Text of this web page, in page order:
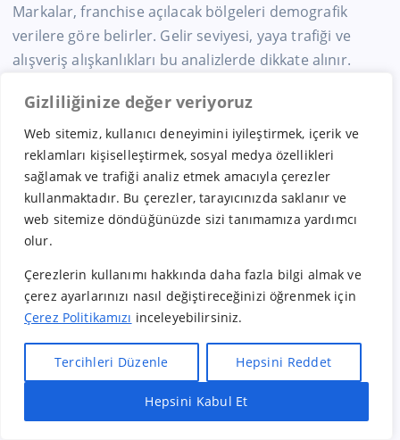
Gizliliğinize değer veriyoruz
Web sitemiz, kullanıcı deneyimini iyileştirmek, içerik ve
reklamları kişiselleştirmek, sosyal medya özellikleri
sağlamak ve trafiği analiz etmek amacıyla çerezler
kullanmaktadır. Bu çerezler, tarayıcınızda saklanır ve
web sitemize döndüğünüzde sizi tanımamıza yardımcı
olur.
Çerezlerin kullanımı hakkında daha fazla bilgi almak ve
çerez ayarlarınızı nasıl değiştireceğinizi öğrenmek için
Çerez Politikamızı inceleyebilirsiniz.
Tercihleri Düzenle Hepsini Reddet
Hepsini Kabul Et
Markalar, franchise açılacak bölgeleri demografik
verilere göre belirler. Gelir seviyesi, yaya trafiği ve
alışveriş alışkanlıkları bu analizlerde dikkate alınır.
noktaları franchise işletmeleri için en değerli
alanlardır. Bu bölgelerde marka görünürlüğü ve
müşteri trafiği çok daha yüksektir.
Yerel kültür ve tüketici alışkanlıkları da lokasyon
bölgelerinde tat, fiyat ve hizmet beklentileri değişebilir.
Bu nedenle franchise markaları bölgesel uyarlamalar
yapar.
Doğru lokasyon, franchise yatırımının kaderini belirler.
Bu yüzden Brezilya franchise sisteminde yer seçimi, en
az marka seçimi kadar kritik kabul edilir.
Hızlı Bayilik Al